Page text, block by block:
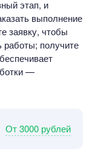
этап, и
выполнение
заявку, чтобы
работы; получите
—
От 3000 рублей